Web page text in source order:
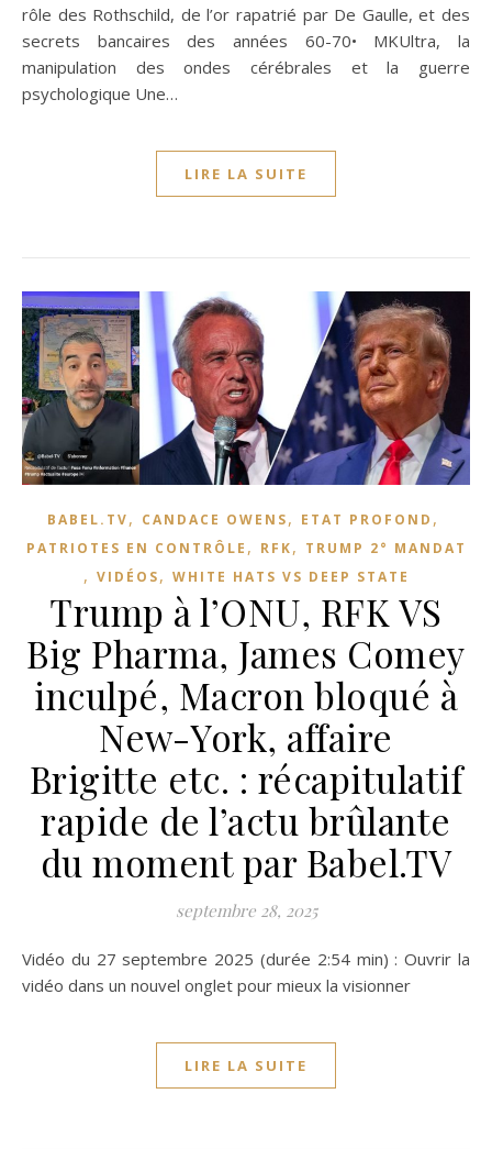
rôle des Rothschild, de l’or rapatrié par De Gaulle, et des
secrets bancaires des années 60-70• MKUltra, la
manipulation des ondes cérébrales et la guerre
psychologique Une…
LIRE LA SUITE
BABEL.TV, CANDACE OWENS, ETAT PROFOND ,
PATRIOTES EN CONTRÔLE , RFK, TRUMP 2° MANDAT
, VIDÉOS, WHITE HATS VS DEEP STATE
Trump à l’ONU, RFK VS
Big Pharma, James Comey
inculpé, Macron bloqué à
New-York, affaire
Brigitte etc. : récapitulatif
rapide de l’actu brûlante
du moment par Babel.TV
septembre 28, 2025
Vidéo du 27 septembre 2025 (durée 2:54 min) : Ouvrir la
vidéo dans un nouvel onglet pour mieux la visionner
LIRE LA SUITE